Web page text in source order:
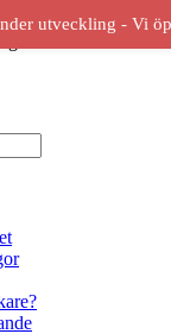
och kunder –
utveckling - Vi